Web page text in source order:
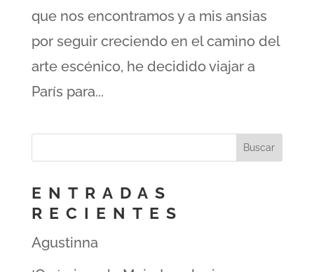
que nos encontramos y a mis ansias
por seguir creciendo en el camino del
arte escénico, he decidido viajar a
París para...
ENTRADAS
RECIENTES
Agustinna